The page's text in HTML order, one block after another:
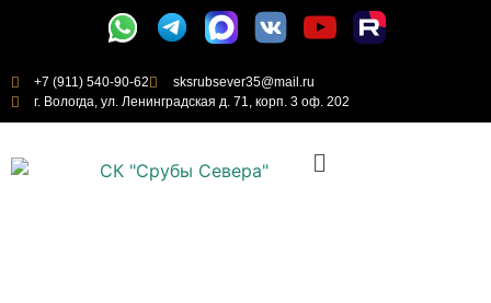
+7 (911) 540-90-62
sksrubsever35@mail.ru
г. Вологда, ул. Ленинградская д. 71, корп. 3 оф. 202